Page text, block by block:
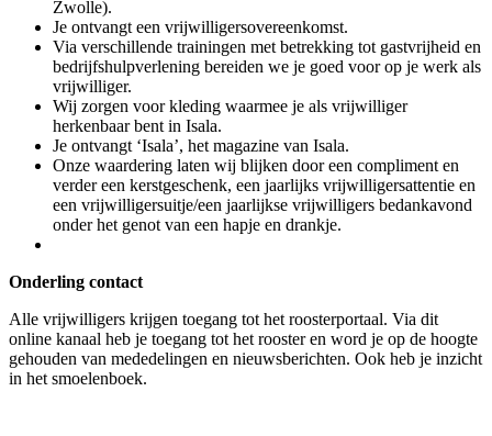
Zwolle).
Je ontvangt een vrijwilligersovereenkomst.
Via verschillende trainingen met betrekking tot gastvrijheid en
bedrijfshulpverlening bereiden we je goed voor op je werk als
vrijwilliger.
Wij zorgen voor kleding waarmee je als vrijwilliger
herkenbaar bent in Isala.
Je ontvangt ‘Isala’, het magazine van Isala.
Onze waardering laten wij blijken door een compliment en
verder een kerstgeschenk, een jaarlijks vrijwilligersattentie en
een vrijwilligersuitje/een jaarlijkse vrijwilligers bedankavond
onder het genot van een hapje en drankje.
Onderling contact
Alle vrijwilligers krijgen toegang tot het roosterportaal. Via dit
online kanaal heb je toegang tot het rooster en word je op de hoogte
gehouden van mededelingen en nieuwsberichten. Ook heb je inzicht
in het smoelenboek.